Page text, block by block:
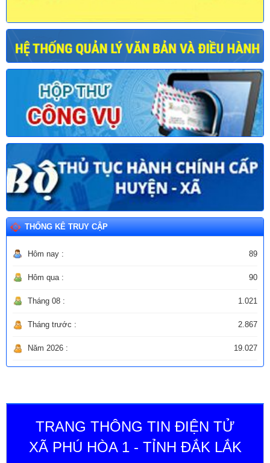
THỐNG KÊ TRUY CẬP
Hôm nay : 89
Hôm qua : 90
Tháng 08 : 1.021
Tháng trước : 2.867
Năm 2026 : 19.027
TRANG THÔNG TIN ĐIỆN TỬ
XÃ PHÚ HÒA 1 - TỈNH ĐẮK LẮK